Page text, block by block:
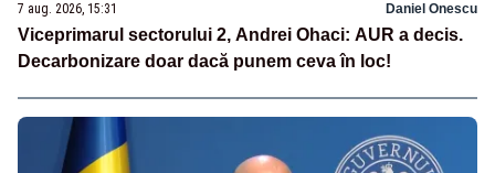
7 aug. 2026, 15:31 Daniel Onescu
Viceprimarul sectorului 2, Andrei Ohaci: AUR a decis.
Decarbonizare doar dacă punem ceva în loc!